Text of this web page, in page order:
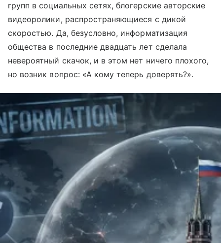
групп в социальных сетях, блогерские авторские
видеоролики, распространяющиеся с дикой
скоростью. Да, безусловно, информатизация
общества в последние двадцать лет сделала
невероятный скачок, и в этом нет ничего плохого,
но возник вопрос: «А кому теперь доверять?».